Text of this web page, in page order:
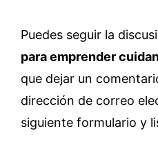
Puedes seguir la
para emprender
que dejar un
dirección de correo
siguiente formulario y